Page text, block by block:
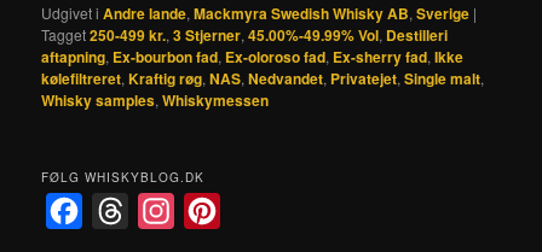
Udgivet i Andre lande,Mackmyra Swedish Whisky AB,Sverige |
Tagget250-499 kr.,3 Stjerner,45.00%-49.99% Vol, Destilleri
aftapning, Ex-bourbon fad, Ex-oloroso fad, Ex-sherry fad,Ikke
kølefiltreret,Kraftig røg,NAS,Nedvandet, Privatejet,Single malt,
Whisky samples,Whiskymessen
FØLG WHISKYBLOG.DK